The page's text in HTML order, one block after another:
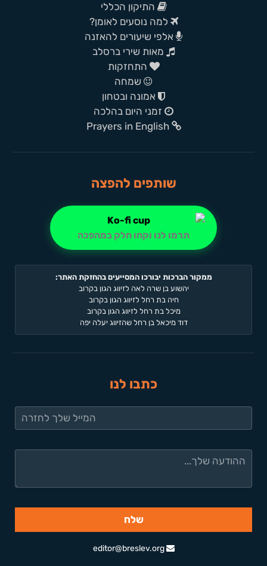
התיקון הכללי
למה נוסעים לאומן?
אלפי שיעורים להאזנה
מאות שירי ברסלב
התחזקות
שמחה
אמונה ובטחון
זמני היום בהלכה
Prayers in English
שותפים להפצה
תרמו לנו וקחו חלק במהפכה
ממקור הברכות יבורכו המסייעים בהחזקת האתר:
יהשוע בן שרה לאה לזיווג הגון בקרוב
חיה בת רחל לזיווג הגון בקרוב
מיכל בת רחל לזיווג הגון בקרוב
דוד מיכאל בן רחל שהזיווג יעלה יפה
כתבו לנו
editor@breslev.org